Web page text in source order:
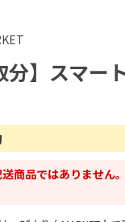
分】スマー
商品ではありません